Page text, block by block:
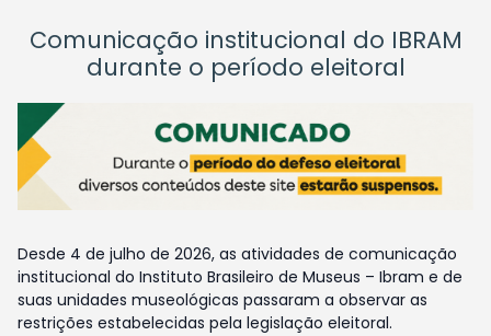
Comunicação institucional do IBRAM
durante o período eleitoral
Desde 4 de julho de 2026, as atividades de comunicação
institucional do Instituto Brasileiro de Museus – Ibram e de
suas unidades museológicas passaram a observar as
restrições estabelecidas pela legislação eleitoral.